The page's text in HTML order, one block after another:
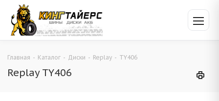
Главная - Каталог - Диски - Replay - TY406
Replay TY406